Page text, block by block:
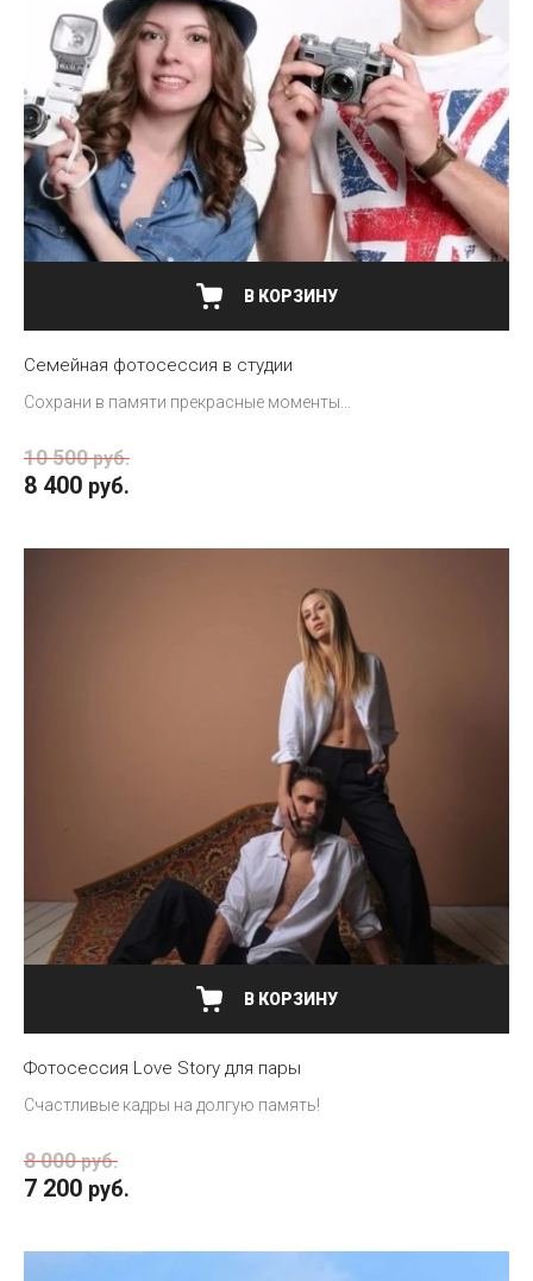
В КОРЗИНУ
Семейная фотосессия в студии
Сохрани в памяти прекрасные моменты...
10 500 руб.
8 400 руб.
В КОРЗИНУ
Фотосессия Love Story для пары
Счастливые кадры на долгую память!
8 000 руб.
7 200 руб.